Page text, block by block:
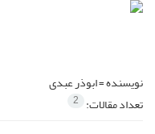
نویسنده =ابوذر عبدی
تعداد مقالات: 2